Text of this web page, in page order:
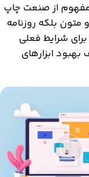
از صنعت چاپ
متون بلکه روزنامه
شرایط فعلی
ابزارهای